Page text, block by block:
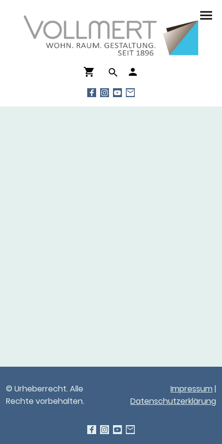
© Urheberrecht. Alle
Rechte vorbehalten.
Impressum |
Datenschutzerklärung